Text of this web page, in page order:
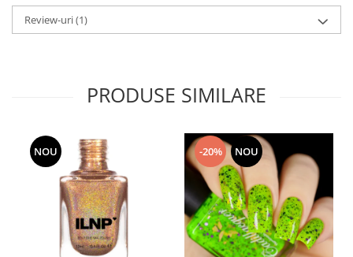
Review-uri(1)
PRODUSE SIMILARE
NOU -20% NOU